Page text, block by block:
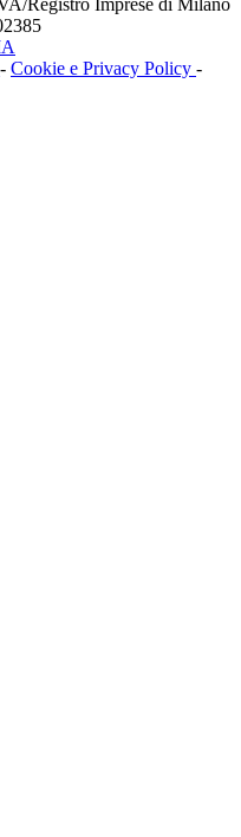
- Cookie e Privacy Policy -